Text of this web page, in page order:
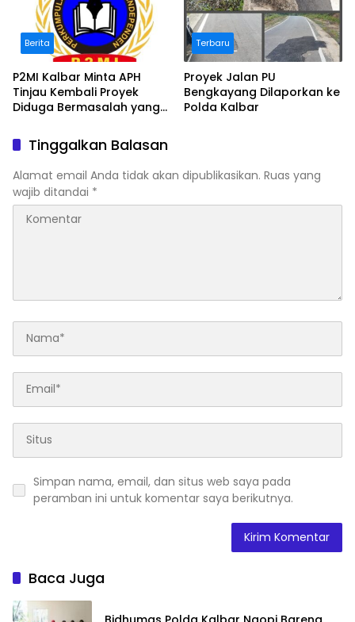
Berita
P2MI Kalbar Minta APH
Tinjau Kembali Proyek
Diduga Bermasalah yang
Terbaru
Proyek Jalan PU
Bengkayang Dilaporkan ke
Polda Kalbar
Tinggalkan Balasan
Alamat email Anda tidak akan dipublikasikan. Ruas yang
wajib ditandai *
Simpan nama, email, dan situs web saya pada
peramban ini untuk komentar saya berikutnya.
Baca Juga